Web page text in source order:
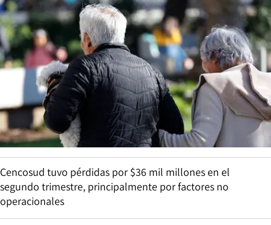
Cencosud tuvo pérdidas por $36 mil millones en el
segundo trimestre, principalmente por factores no
operacionales